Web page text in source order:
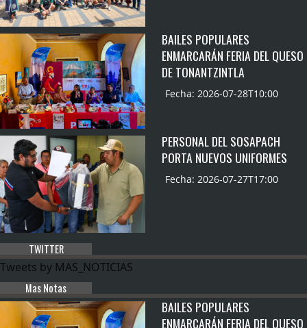
BAILES POPULARES
ENMARCARÁN FERIA DEL QUESO
DE TONANTZINTLA
Fecha: 2026-07-28T10:00
PERSONAL DEL SOSAPACH
PORTA NUEVOS UNIFORMES
Fecha: 2026-07-27T17:00
TWITTER
Tweets by MAS_NOTICIAS
Mas Notas
BAILES POPULARES
ENMARCARÁN FERIA DEL QUESO